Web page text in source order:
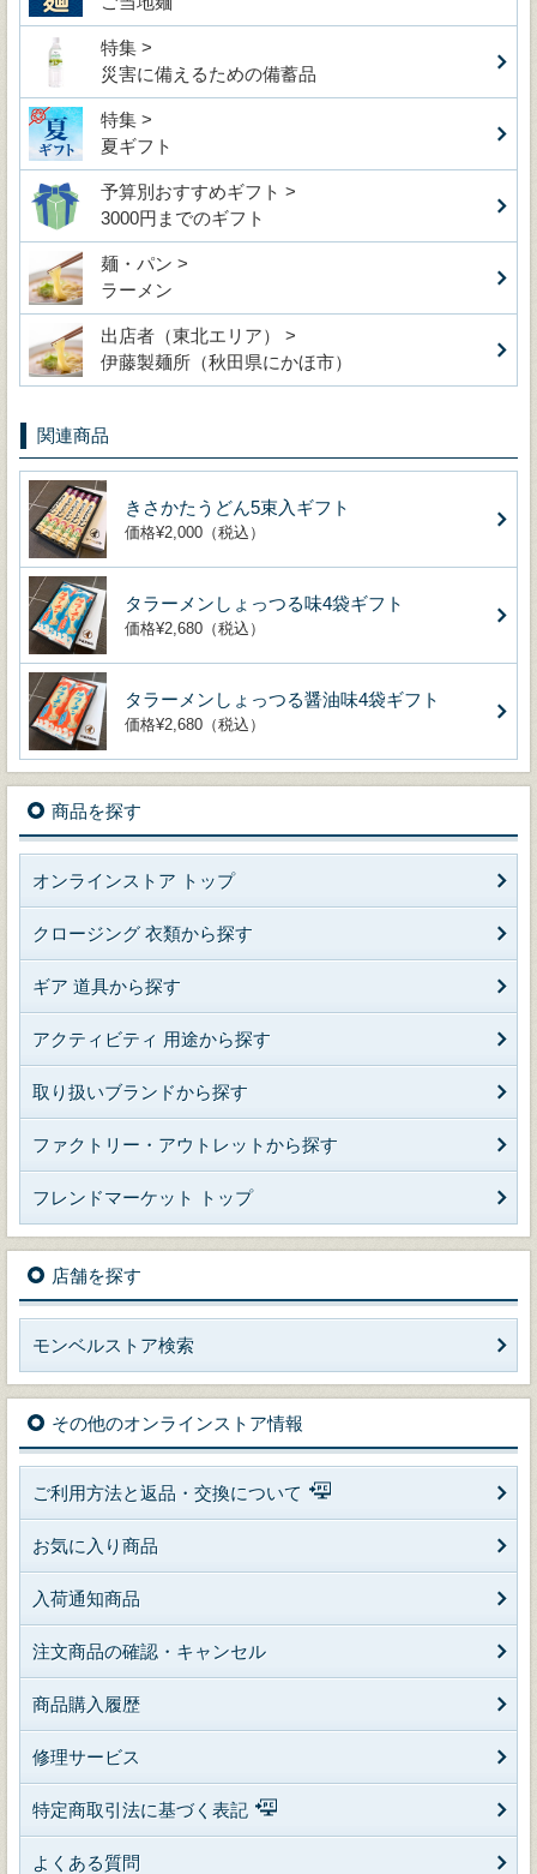
特集 >
災害に備えるための備蓄品
特集 >
夏ギフト
予算別おすすめギフト >
3000円までのギフト
麺・パン >
ラーメン
出店者（東北エリア） >
伊藤製麺所（秋田県にかほ市）
関連商品
きさかたうどん5束入ギフト
価格¥2,000（税込）
タラーメンしょっつる味4袋ギフト
価格¥2,680（税込）
タラーメンしょっつる醤油味4袋ギフト
価格¥2,680（税込）
商品を探す
オンラインストア トップ
クロージング 衣類から探す
ギア 道具から探す
アクティビティ 用途から探す
取り扱いブランドから探す
ファクトリー・アウトレットから探す
フレンドマーケット トップ
店舗を探す
モンベルストア検索
その他のオンラインストア情報
ご利用方法と返品・交換について
お気に入り商品
入荷通知商品
注文商品の確認・キャンセル
商品購入履歴
修理サービス
特定商取引法に基づく表記
よくある質問